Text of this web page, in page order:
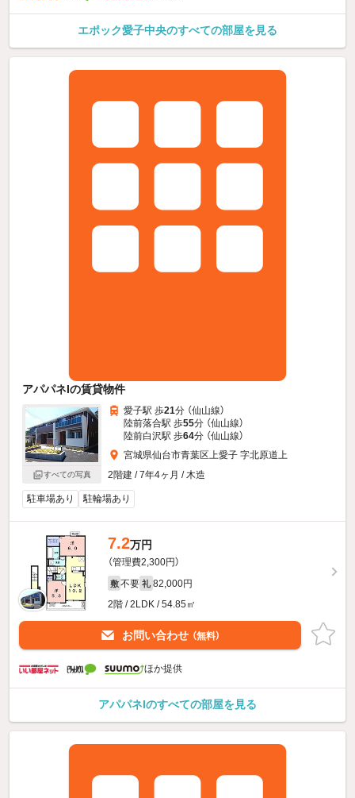
エポック愛子中央のすべての部屋を見る
アパパネIの賃貸物件
すべての写真
愛子駅 歩21分 （仙山線）
陸前落合駅 歩55分 （仙山線）
陸前白沢駅 歩64分 （仙山線）
宮城県仙台市青葉区上愛子 字北原道上
2階建 / 7年4ヶ月 / 木造
駐車場あり 駐輪場あり
7.2万円
（管理費2,300円）
敷 不要 礼 82,000円
2階 / 2LDK / 54.85㎡
お問い合わせ （無料）
ほか提供
アパパネIのすべての部屋を見る